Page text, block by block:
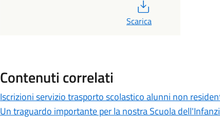
Scarica
Contenuti correlati
Iscrizioni servizio trasporto scolastico alunni non
Un traguardo importante per la nostra Scuola